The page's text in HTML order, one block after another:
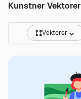
Kunstner Vektorer
Vektorer